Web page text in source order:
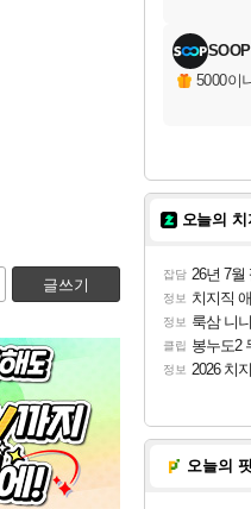
글쓰기
5000이
오늘의 치
잡담 26년 7월 팔
정보 치지직
정보 룩삼 니
클립 봉누도2
정보 2026 치
오늘의